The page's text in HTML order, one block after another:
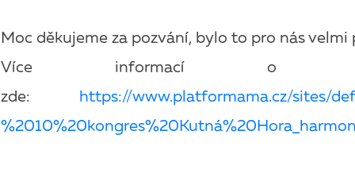
Moc děkujeme za pozvání, bylo to pro nás velmi
Více informací o
zde: https://www.platformama.cz/sites/